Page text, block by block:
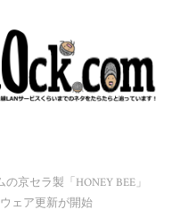
京セラ製「HONEY BEE」
ェア更新が開始